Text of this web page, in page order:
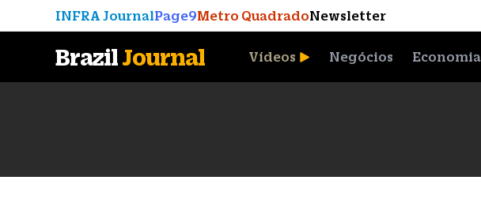
INFRA JournalPage9Metro QuadradoNewsletter
BrazilJournal Vídeos Negócios Economia